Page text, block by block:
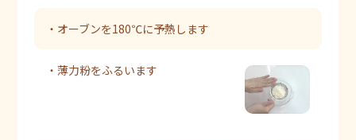
・オーブンを180℃に予熱します
・薄力粉をふるいます